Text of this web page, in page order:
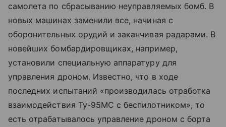
самолета по сбрасыванию неуправляемых бомб. В
новых машинах заменили все, начиная с
оборонительных орудий и заканчивая радарами. В
новейших бомбардировщиках, например,
установили специальную аппаратуру для
управления дроном. Известно, что в ходе
последних испытаний «производилась отработка
взаимодействия Ту-95МС с беспилотником», то
есть отрабатывалось управление дроном с борта